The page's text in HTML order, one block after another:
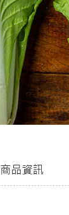
商品資訊